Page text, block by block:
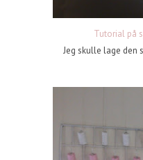
Tutorial på
Jeg skulle lage den